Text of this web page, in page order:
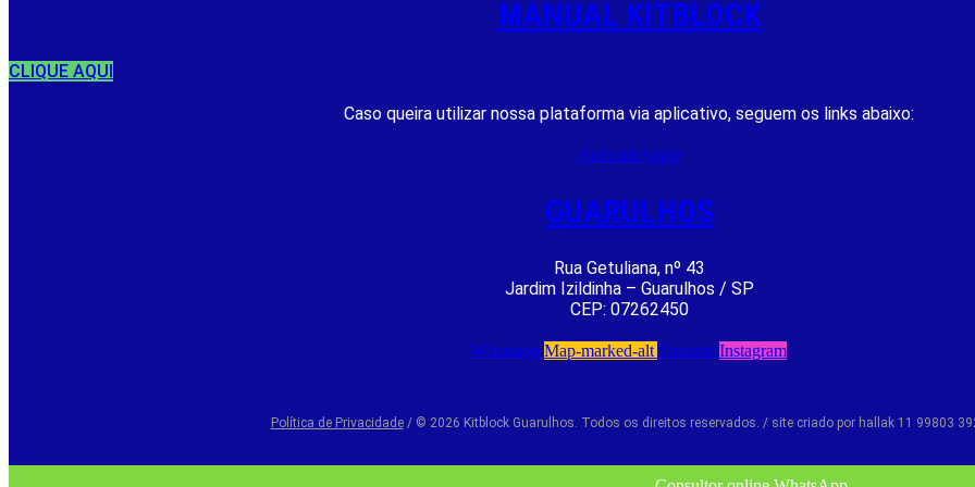
MANUAL KITBLOCK
CLIQUE AQUI
Caso queira utilizar nossa plataforma via aplicativo, seguem os links abaixo:
Android Apple
GUARULHOS
Rua Getuliana, nº 43
Jardim Izildinha – Guarulhos / SP
CEP: 07262450
Whatsapp Map-marked-altYoutube Instagram
Política de Privacidade/ © 2026 Kitblock Guarulhos. Todos os direitos reservados. / site criado por hallak 11 99803